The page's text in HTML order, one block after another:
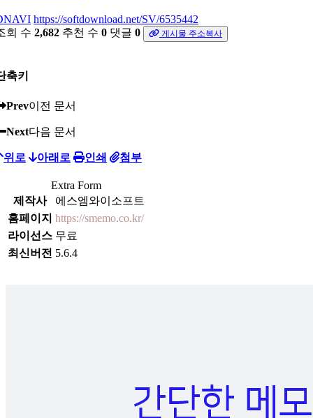
https://softdownload.net/SV/6535442
회 수 2,682 추천 수 0 댓글 0 게시물 주소복사
축키
Prev이전 문서
Next다음 문서
위로 아래로 인쇄 첨부
Extra Form
제작사
에스엠와이소프트
홈페이지 https://smemo.co.kr/
라이선스 무료
최신버전 5.6.4